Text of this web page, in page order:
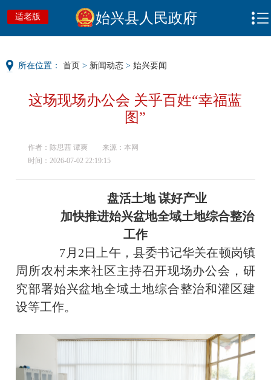
适老版 始兴县人民政府
所在位置： 首页 > 新闻动态 > 始兴要闻
这场现场办公会 关乎百姓“幸福蓝
图”
作者：陈思茜 谭爽
来源：本网
时间：2026-07-02 22:19:15
盘活土地 谋好产业
加快推进始兴盆地全域土地综合整治
工作
7月2日上午，县委书记华关在顿岗镇
周所农村未来社区主持召开现场办公会，研
究部署始兴盆地全域土地综合整治和灌区建
设等工作。